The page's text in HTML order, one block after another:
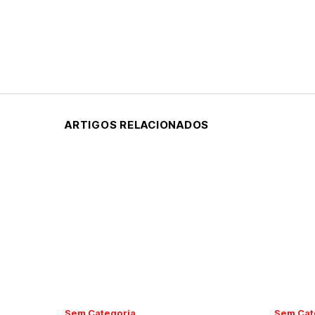
ARTIGOS RELACIONADOS
Sem Categoria Sem